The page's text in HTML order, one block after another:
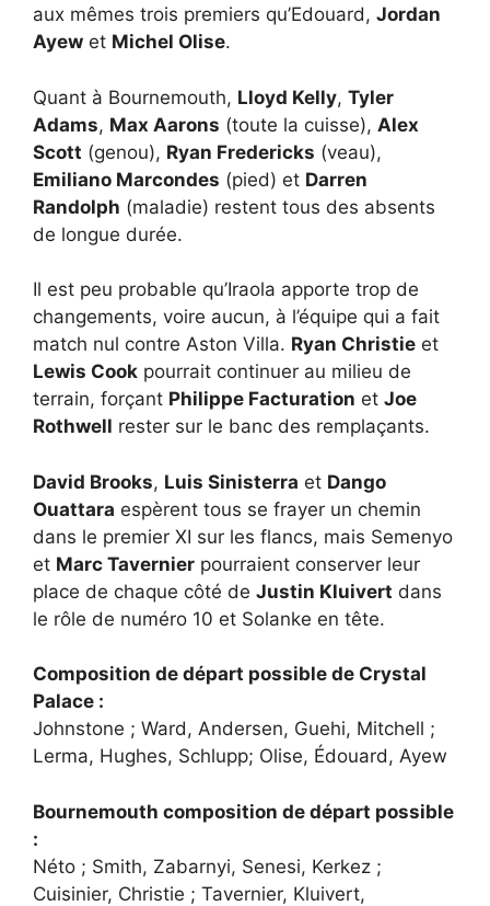
aux mêmes trois premiers qu’Edouard, Jordan
Ayew et Michel Olise.
Quant à Bournemouth, Lloyd Kelly, Tyler
Adams, Max Aarons (toute la cuisse), Alex
Scott (genou), Ryan Fredericks (veau),
Emiliano Marcondes (pied) et Darren
Randolph (maladie) restent tous des absents
de longue durée.
Il est peu probable qu’Iraola apporte trop de
changements, voire aucun, à l’équipe qui a fait
match nul contre Aston Villa. Ryan Christie et
Lewis Cook pourrait continuer au milieu de
terrain, forçant Philippe Facturation et Joe
Rothwell rester sur le banc des remplaçants.
David Brooks, Luis Sinisterra et Dango
Ouattara espèrent tous se frayer un chemin
dans le premier XI sur les flancs, mais Semenyo
et Marc Tavernier pourraient conserver leur
place de chaque côté de Justin Kluivert dans
le rôle de numéro 10 et Solanke en tête.
Composition de départ possible de Crystal
Palace :
Johnstone ; Ward, Andersen, Guehi, Mitchell ;
Lerma, Hughes, Schlupp; Olise, Édouard, Ayew
Bournemouth composition de départ possible
:
Néto ; Smith, Zabarnyi, Senesi, Kerkez ;
Cuisinier, Christie ; Tavernier, Kluivert,